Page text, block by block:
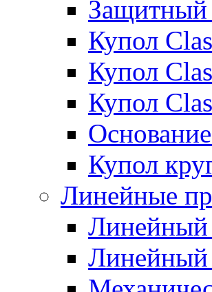
Защитный
Купол
Купол
Купол
Купол
Линейные
Линейный